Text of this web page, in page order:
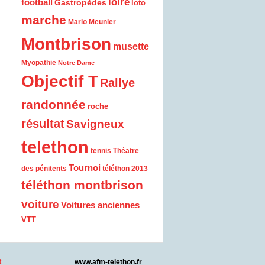
football Gastropèdes loire loto
marche Mario Meunier
Montbrison musette
Myopathie Notre Dame
Objectif TRallye
randonnée roche
résultatSavigneux
telethon tennis Théatre
des pénitents Tournoi téléthon 2013
téléthon montbrison
voiture Voitures anciennes
VTT
www.afm-telethon.fr